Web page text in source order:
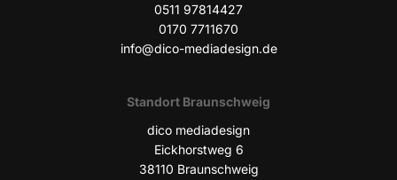
0511 97814427
0170 7711670
info@dico-mediadesign.de
Stand­ort Braunschweig
dico media­de­sign
Eick­horst­weg 6
38110 Braun­schweig